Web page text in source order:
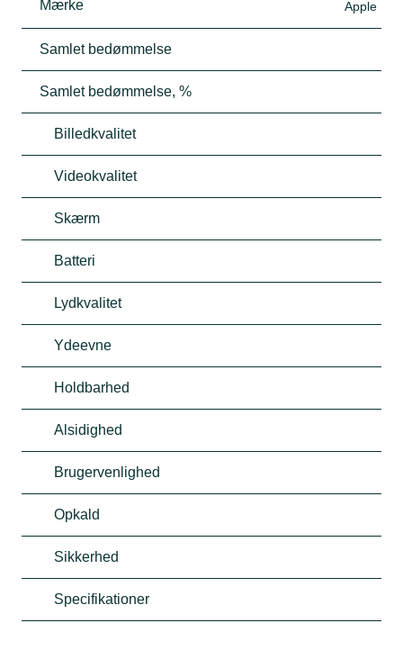
Mærke Apple
Samlet bedømmelse
Samlet bedømmelse, %
Billedkvalitet
Videokvalitet
Skærm
Batteri
Lydkvalitet
Ydeevne
Holdbarhed
Alsidighed
Brugervenlighed
Opkald
Sikkerhed
Specifikationer